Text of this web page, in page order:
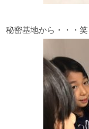
秘密基地から・・・笑